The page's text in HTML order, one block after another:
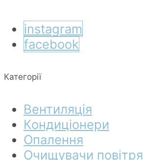
instagram
facebook
Категорії
Вентиляція
Кондиціонери
Опалення
Очищувачи повітря